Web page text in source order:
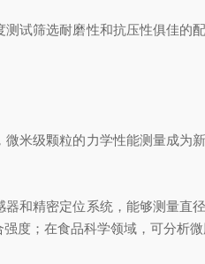
筛选耐磨性和抗压性俱佳的
级颗粒的力学性能测量成为
精密定位系统，能够测量直
度；在食品科学领域，可分析